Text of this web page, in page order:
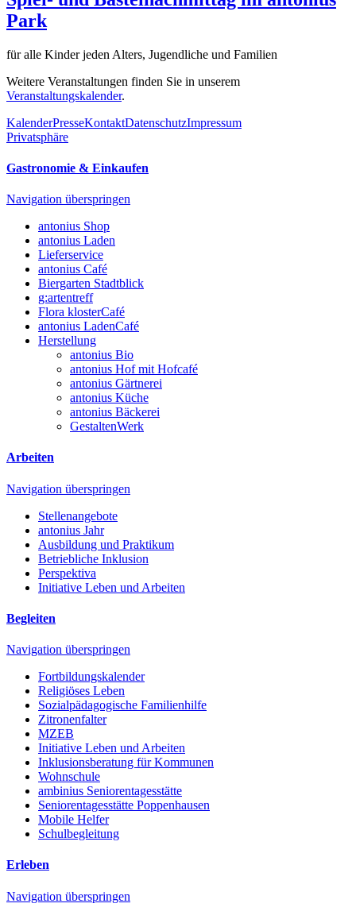
Park
für alle Kinder jeden Alters, Jugendliche und Familien
Weitere Veranstaltungen finden Sie in unserem
Veranstaltungskalender.
KalenderPresseKontaktDatenschutzImpressum
Privatsphäre
Gastronomie & Einkaufen
Navigation überspringen
antonius Shop
antonius Laden
Lieferservice
antonius Café
Biergarten Stadtblick
g:artentreff
Flora klosterCafé
antonius LadenCafé
Herstellung
antonius Bio
antonius Hof mit Hofcafé
antonius Gärtnerei
antonius Küche
antonius Bäckerei
GestaltenWerk
Arbeiten
Navigation überspringen
Stellenangebote
antonius Jahr
Ausbildung und Praktikum
Betriebliche Inklusion
Perspektiva
Initiative Leben und Arbeiten
Begleiten
Navigation überspringen
Fortbildungskalender
Religiöses Leben
Sozialpädagogische Familienhilfe
Zitronenfalter
MZEB
Initiative Leben und Arbeiten
Inklusionsberatung für Kommunen
Wohnschule
ambinius Seniorentagesstätte
Seniorentagesstätte Poppenhausen
Mobile Helfer
Schulbegleitung
Erleben
Navigation überspringen